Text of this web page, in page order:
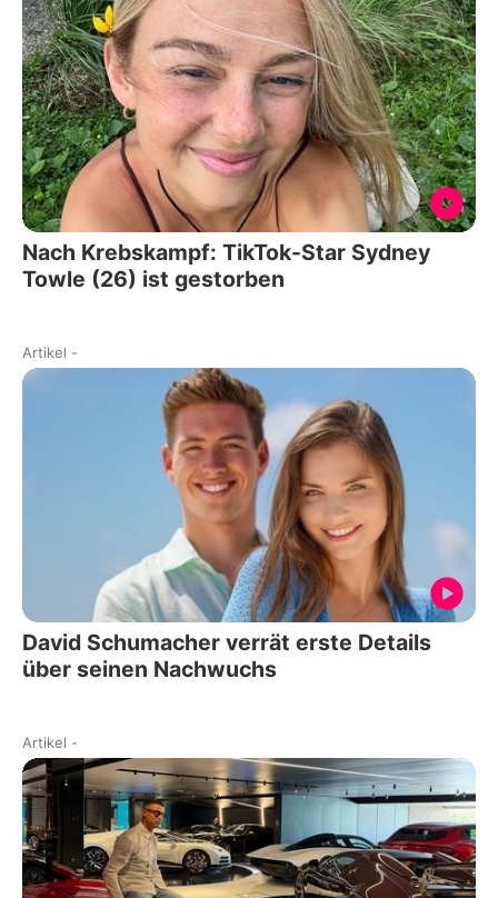
Nach Krebskampf: TikTok-Star Sydney
Towle (26) ist gestorben
Artikel -
David Schumacher verrät erste Details
über seinen Nachwuchs
Artikel -